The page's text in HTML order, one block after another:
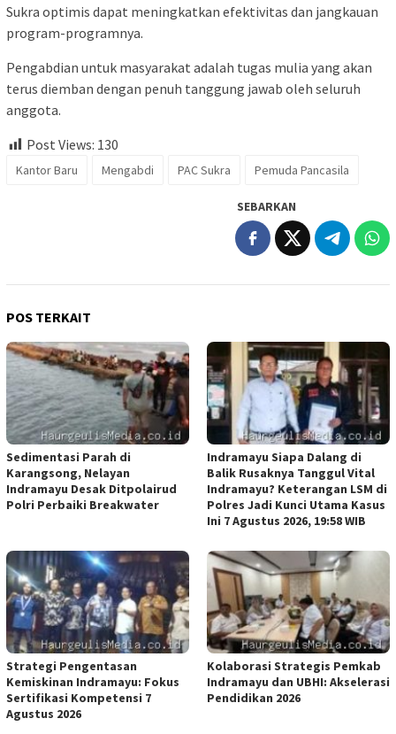
Sukra optimis dapat meningkatkan efektivitas dan jangkauan
program-programnya.
Pengabdian untuk masyarakat adalah tugas mulia yang akan
terus diemban dengan penuh tanggung jawab oleh seluruh
anggota.
Post Views: 130
Kantor Baru Mengabdi PAC Sukra Pemuda Pancasila
SEBARKAN
POS TERKAIT
Sedimentasi Parah di
Karangsong, Nelayan
Indramayu Desak Ditpolairud
Polri Perbaiki Breakwater
Indramayu Siapa Dalang di
Balik Rusaknya Tanggul Vital
Indramayu? Keterangan LSM di
Polres Jadi Kunci Utama Kasus
Ini 7 Agustus 2026, 19:58 WIB
Strategi Pengentasan
Kemiskinan Indramayu: Fokus
Sertifikasi Kompetensi 7
Agustus 2026
Kolaborasi Strategis Pemkab
Indramayu dan UBHI: Akselerasi
Pendidikan 2026